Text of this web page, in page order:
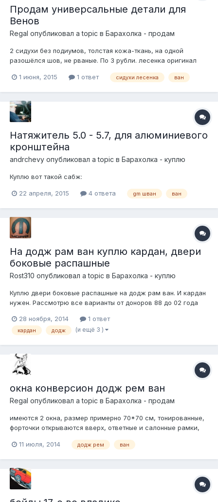
Продам универсальные детали для
Венов
Regal опубликовал a topic в Барахолка - продам
2 сидухи без подиумов, толстая кожа-ткань, на одной
разошёлся шов, не рваные. По 3 рубли. лесенка оригинал
дополнительного света на 4 прожектора, нержавейка,
1 июня, 2015 1 ответ сидухи лесенка ван
Натяжитель 5.0 - 5.7, для алюминиевого
кронштейна
andrchevy опубликовал a topic в Барахолка - куплю
Куплю вот такой сабж:
22 апреля, 2015 4 ответа gm шван ван
На додж рам ван куплю кардан, двери
боковые распашные
Rost310 опубликовал a topic в Барахолка - куплю
Куплю двери боковые распашные на додж рам ван. И кардан
нужен. Рассмотрю все варианты от доноров 88 до 02 года
28 ноября, 2014 1 ответ
кардан додж (и ещё 3 )
окна конверсион додж рем ван
Regal опубликовал a topic в Барахолка - продам
имеются 2 окна, размер примерно 70*70 см, тонированные,
форточки открываются вверх, ответные и салонные рамки,
http://i056.radikal.ru/1407/7a/115eb4de1a44.jpg
11 июля, 2014 додж рем ван